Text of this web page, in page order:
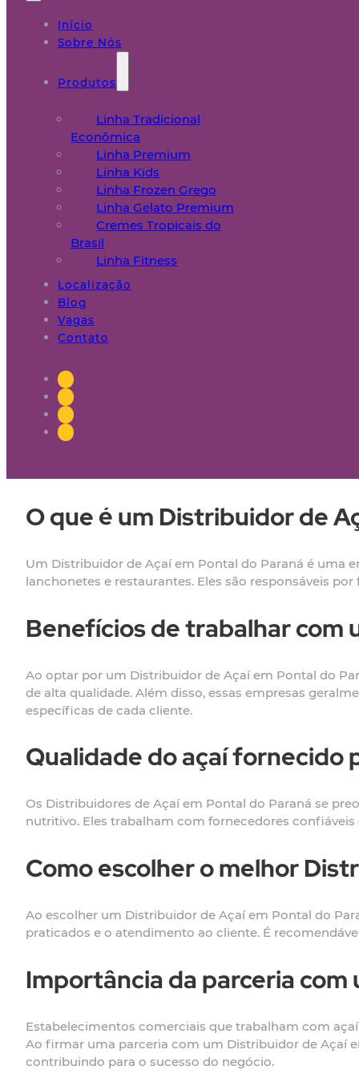
Início
Sobre Nós
Produtos
Linha Tradicional
Econômica
Linha Premium
Linha Kids
Linha Frozen Grego
Linha Gelato Premium
Cremes Tropicais do
Brasil
Linha Fitness
Localização
Blog
Vagas
Contato
O que é um Distribuidor de
Um Distribuidor de Açaí em Pontal do Paraná é uma
lanchonetes e restaurantes. Eles são responsáveis
Benefícios de trabalhar com
Ao optar por um Distribuidor de Açaí em Pontal do
de alta qualidade. Além disso, essas empresas
específicas de cada cliente.
Qualidade do açaí fornecido
Os Distribuidores de Açaí em Pontal do Paraná se
nutritivo. Eles trabalham com fornecedores
Como escolher o melhor
Ao escolher um Distribuidor de Açaí em Pontal do
praticados e o atendimento ao cliente. É
Importância da parceria
Estabelecimentos comerciais que trabalham com
Ao firmar uma parceria com um Distribuidor de Açaí
contribuindo para o sucesso do negócio.